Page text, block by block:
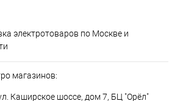
электротоваров по Москве и
магазинов:
Каширское шоссе, дом 7, БЦ "Орёл"